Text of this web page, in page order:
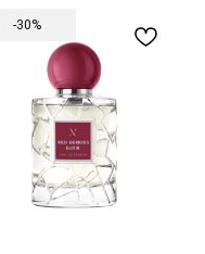
-30%